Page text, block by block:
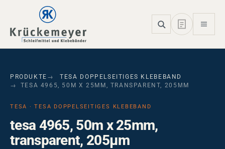
Skip to main navigation
Skip to main content
Skip to page footer
PRODUKTE
TESA DOPPELSEITIGES KLEBEBAND
TESA 4965, 50M X 25MM, TRANSPARENT, 205ΜM
TESA · TESA DOPPELSEITIGES KLEBEBAND
tesa 4965, 50m x 25mm,
transparent, 205µm